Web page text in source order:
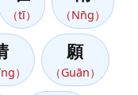
（tī） （Nn̄g）
）
願
（Guān）